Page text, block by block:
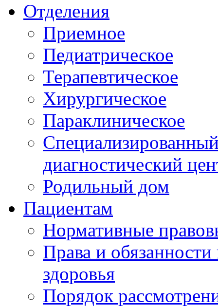
Отделения
Приемное
Педиатрическое
Терапевтическое
Хирургическое
Параклиническое
диагностический
Родильный дом
Пациентам
Нормативные
Права и
здоровья
Порядок